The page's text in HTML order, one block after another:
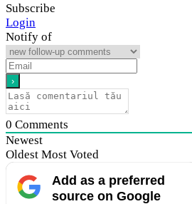
Subscribe
Login
Notify of
0 Comments
Newest
Oldest Most Voted
Add as a preferred
source on Google